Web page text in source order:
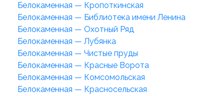
Белокаменная — Кропоткинская
Белокаменная — Библиотека имени Ленина
Белокаменная — Охотный Ряд
Белокаменная — Лубянка
Белокаменная — Чистые пруды
Белокаменная — Красные Ворота
Белокаменная — Комсомольская
Белокаменная — Красносельская